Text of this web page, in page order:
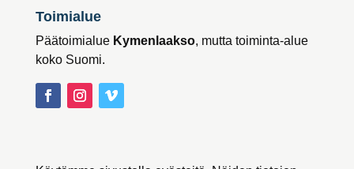
Toimialue
Päätoimialue Kymenlaakso, mutta toiminta-alue
koko Suomi.